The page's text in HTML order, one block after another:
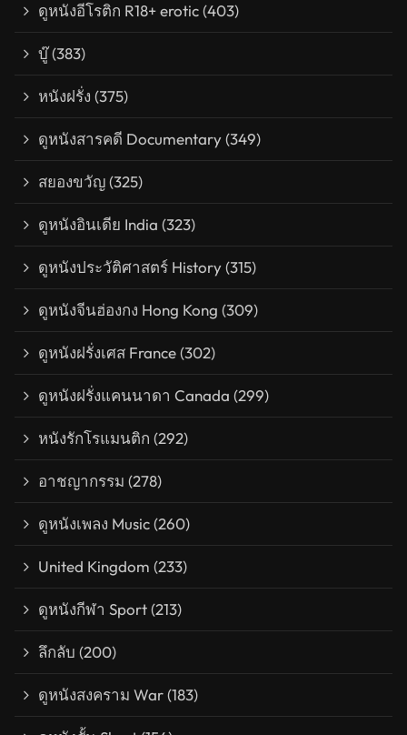
ดูหนังอีโรติก R18+ erotic(403)
บู๊(383)
หนังฝรั่ง (375)
ดูหนังสารคดี Documentary(349)
สยองขวัญ(325)
ดูหนังอินเดีย India (323)
ดูหนังประวัติศาสตร์ History(315)
ดูหนังจีนฮ่องกง Hong Kong (309)
ดูหนังฝรั่งเศส France(302)
ดูหนังฝรั่งแคนนาดา Canada (299)
หนังรักโรแมนติก (292)
อาชญากรรม (278)
ดูหนังเพลง Music(260)
United Kingdom (233)
ดูหนังกีฬา Sport(213)
ลึกลับ (200)
ดูหนังสงคราม War(183)